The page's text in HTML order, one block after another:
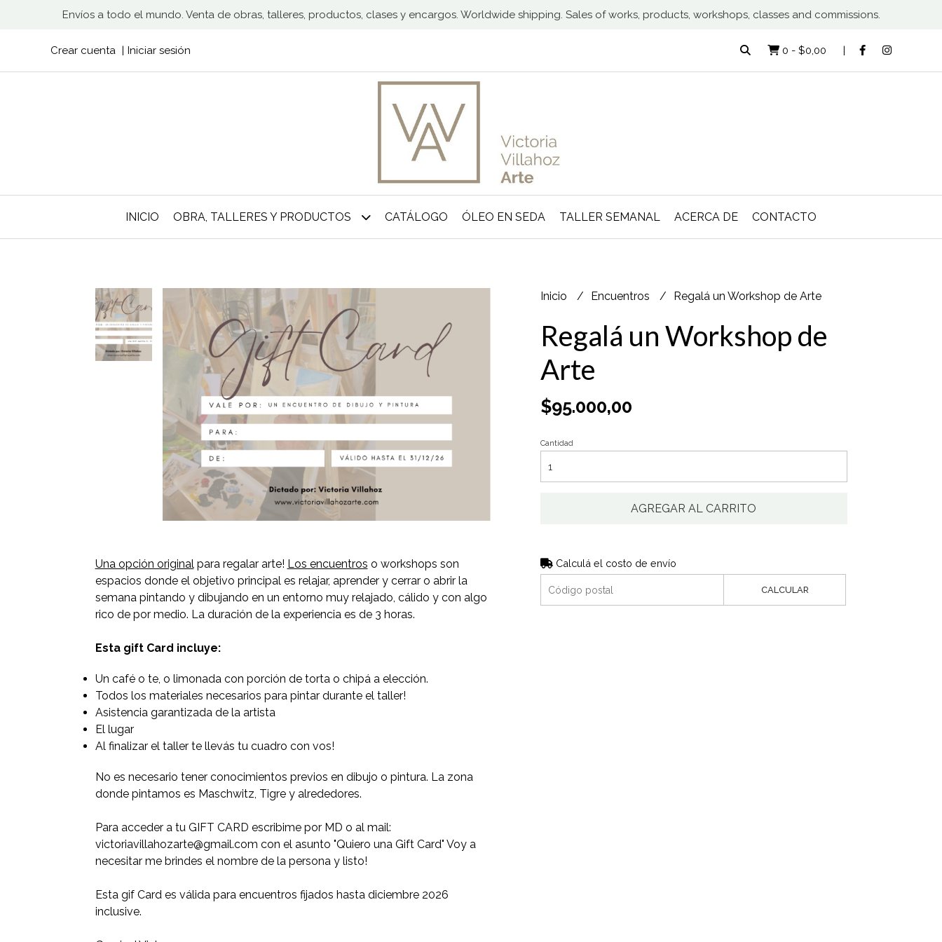
Envíos a todo el mundo. Venta de obras, talleres, productos, clases y encargos. Worldwide shipping. Sales of works, products, workshops, classes and commissions.
Crear cuenta Iniciar sesión 0 - $0,00
INICIO OBRA, TALLERES Y PRODUCTOS CATÁLOGO ÓLEO EN SEDA TALLER SEMANAL ACERCA DE CONTACTO
Una opción original para regalar arte! Los encuentros o workshops son
espacios donde el objetivo principal es relajar, aprender y cerrar o abrir la
semana pintando y dibujando en un entorno muy relajado, cálido y con algo
rico de por medio. La duración de la experiencia es de 3 horas.
Esta gift Card incluye:
Un café o te, o limonada con porción de torta o chipá a elección.
Todos los materiales necesarios para pintar durante el taller!
Asistencia garantizada de la artista
El lugar
Al finalizar el taller te llevás tu cuadro con vos!
No es necesario tener conocimientos previos en dibujo o pintura. La zona
donde pintamos es Maschwitz, Tigre y alrededores.
Para acceder a tu GIFT CARD escribime por MD o al mail:
victoriavillahozarte@gmail.com con el asunto "Quiero una Gift Card" Voy a
necesitar me brindes el nombre de la persona y listo!
Esta gif Card es válida para encuentros fijados hasta diciembre 2026
inclusive.
Inicio Encuentros Regalá un Workshop de Arte
Regalá un Workshop de
Arte
$95.000,00
Cantidad
AGREGAR AL CARRITO
Calculá el costo de envío
CALCULAR